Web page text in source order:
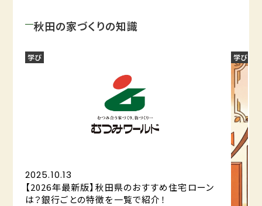
秋田の家づくりの知識
学び
2025.10.13
【2026年最新版】秋田県のおすすめ住宅ローン
は？銀行ごとの特徴を一覧で紹介！
学び